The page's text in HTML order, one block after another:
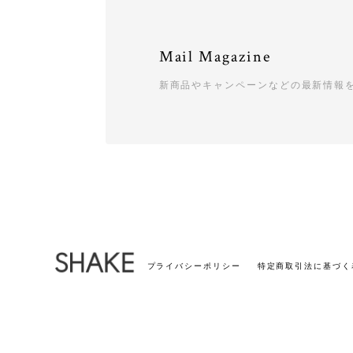
Mail Magazine
新商品やキャンペーンなどの最新情報
プライバシーポリシー 特定商取引法に基づく